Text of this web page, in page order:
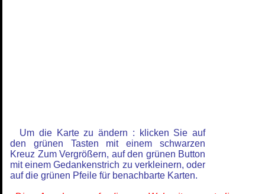
Um die Karte zu ändern : klicken Sie auf
den grünen Tasten mit einem schwarzen
Kreuz Zum Vergrößern, auf den grünen Button
mit einem Gedankenstrich zu verkleinern, oder
auf die grünen Pfeile für benachbarte Karten.